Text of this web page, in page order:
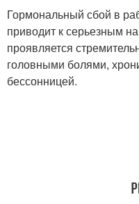
Гормональный сбой в
приводит к серьезным
проявляется
головными болями,
бессонницей.